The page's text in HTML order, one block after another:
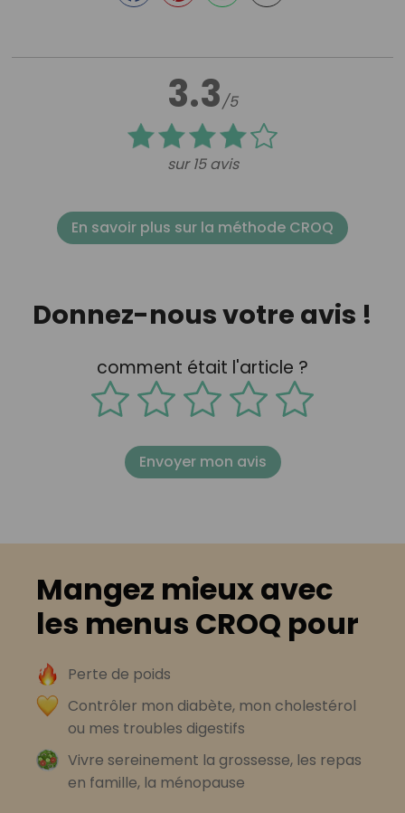
3.3/5
sur 15 avis
En savoir plus sur la méthode CROQ
Donnez-nous votre avis !
comment était l'article ?
Envoyer mon avis
Mangez mieux avec
les menus CROQ pour
Perte de poids
Contrôler mon diabète, mon cholestérol
ou mes troubles digestifs
Vivre sereinement la grossesse, les repas
en famille, la ménopause